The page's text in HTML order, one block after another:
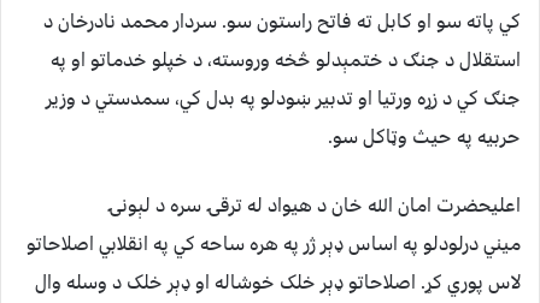
کي پاته سو او کابل ته فاتح راستون سو. سردار محمد نادرخان د
استقلال د جنګ د ختمېدلو څخه وروسته، د خپلو خدماتو او په
جنګ کي د زړه ورتیا او تدبیر ښودلو په بدل کي، سمدستي د وزیر
حربیه په حیث وټاکل سو.
اعلیحضرت امان الله خان د هیواد له ترقۍ سره د لېونۍ
میني درلودلو په اساس ډېر ژر په هره ساحه کي په انقلابي اصلاحاتو
لاس پوري کړ. اصلاحاتو ډېر خلک خوشاله او ډېر خلک د وسله وال